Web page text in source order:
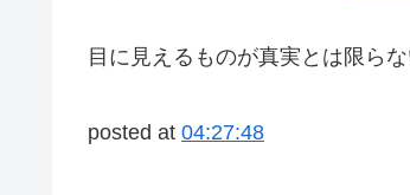
目に見えるものが真実とは限ら
posted at 04:27:48